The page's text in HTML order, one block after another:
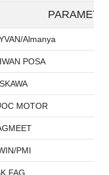
Almanya
POSA
MOTOR
PMI